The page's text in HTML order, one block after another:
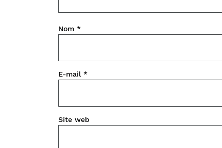
Nom *
E-mail *
Site web